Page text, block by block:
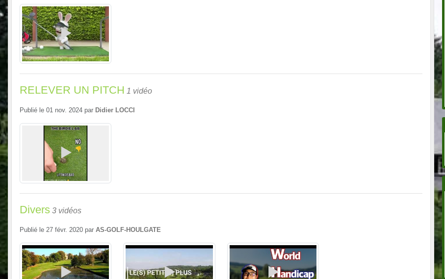
RELEVER UN PITCH 1 vidéo
Publié le 01 nov. 2024 par Didier LOCCI
Divers 3 vidéos
Publié le 27 févr. 2020 par AS-GOLF-HOULGATE